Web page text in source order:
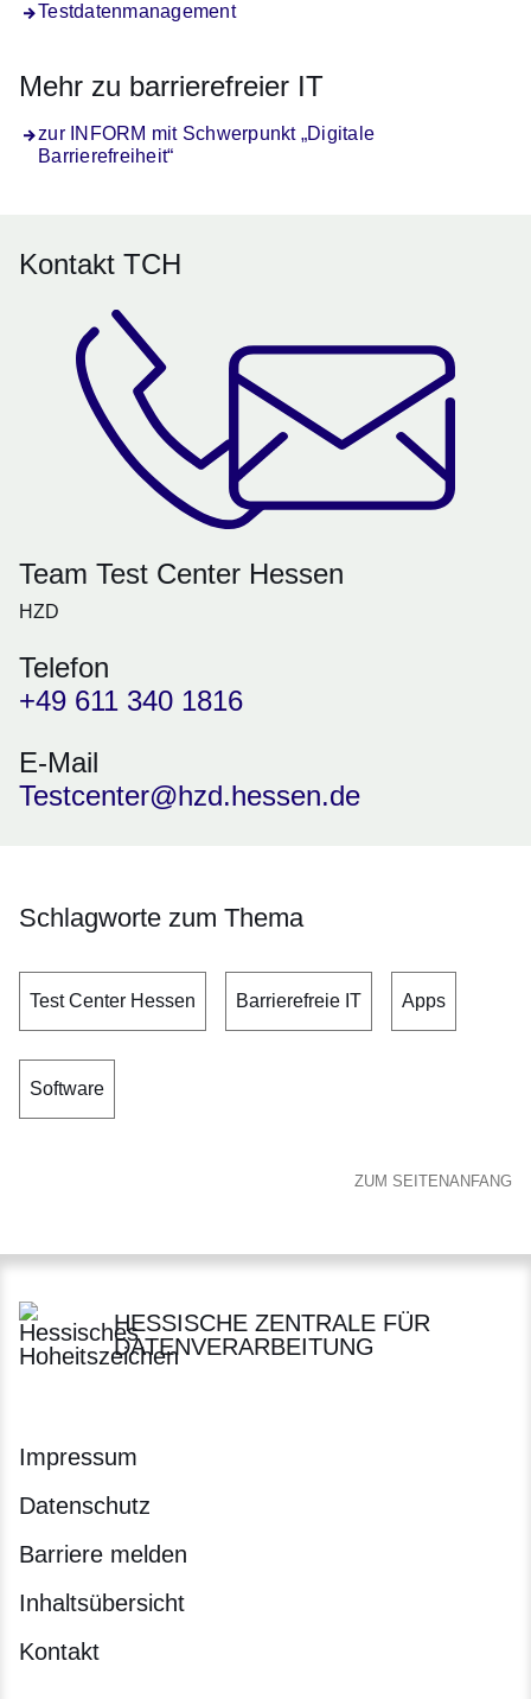
Testdatenmanagement
Mehr zu barrierefreier IT
zur INFORM mit Schwerpunkt „Digitale
Barrierefreiheit“
Kontakt TCH
Team Test Center Hessen
HZD
Telefon
+49 611 340 1816
E-Mail
Testcenter@hzd.hessen.de
Schlagworte zum Thema
Test Center Hessen Barrierefreie IT Apps
Software
ZUM SEITENANFANG
HESSISCHE ZENTRALE FÜR
DATENVERARBEITUNG
Impressum
Datenschutz
Barriere melden
Inhaltsübersicht
Kontakt